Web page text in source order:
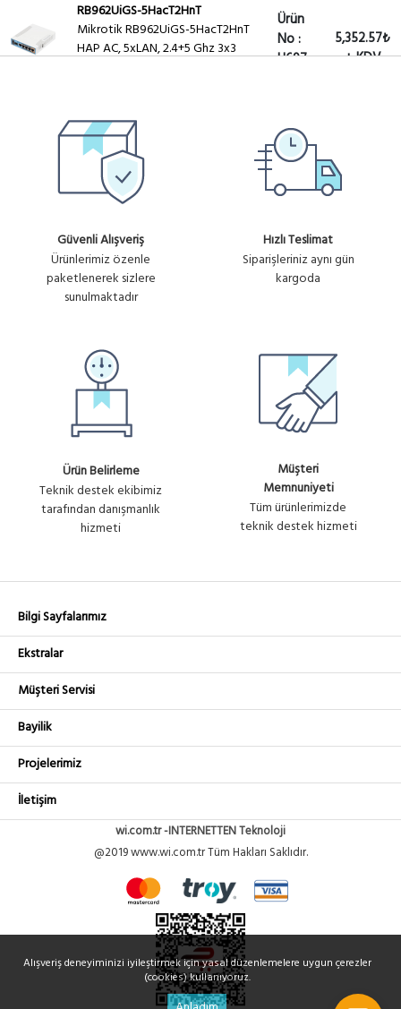
RB962UiGS-5HacT2HnT
Mikrotik RB962UiGS-5HacT2HnT
HAP AC, 5xLAN, 2.4+5 Ghz 3x3
Ürün
No :
U697
5,352.57₺
+ KDV
Mikrotik RB760iGS hEX S
5xGigabit LAN, USB, L4, Router /
Firewall / Hotspot
No :
U1002
RB952Ui-5ac2nD-TC
HAP AC Lite TOWER CASE,
5xLAN, L4 , 2.4+5 Ghz Ap / Router
/ ...
No :
U768
+ KDV
Güvenli Alışveriş
Ürünlerimiz özenle
paketlenerek sizlere
sunulmaktadır
Hızlı Teslimat
Siparişleriniz aynı gün
kargoda
Ürün Belirleme
Teknik destek ekibimiz
tarafından danışmanlık
hizmeti
Müşteri
Memnuniyeti
Tüm ürünlerimizde
teknik destek hizmeti
Bilgi Sayfalarımız
Ekstralar
Müşteri Servisi
Bayilik
Projelerimiz
İletişim
wi.com.tr -INTERNETTEN Teknoloji
@2019 www.wi.com.tr Tüm Hakları Saklıdır.
Alışveriş deneyiminizi iyileştirmek için yasal düzenlemelere uygun çerezler
(cookies) kullanıyoruz.